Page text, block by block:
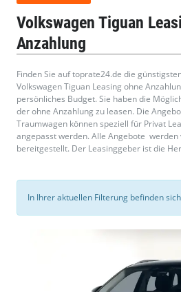
Volkswagen Tiguan
Anzahlung
Finden Sie auf toprate24.de die
Volkswagen Tiguan Leasing ohne
persönliches Budget. Sie haben die
der ohne Anzahlung zu leasen. Die
Traumwagen können speziell für Privat
angepasst werden. Alle Angebote
bereitgestellt. Der Leasinggeber ist die
In Ihrer aktuellen Filterung befinden sich